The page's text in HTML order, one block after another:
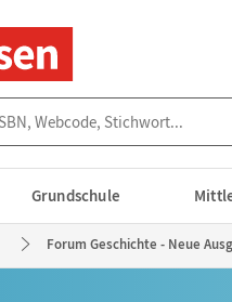
Grundschule
Forum Geschichte - Neue